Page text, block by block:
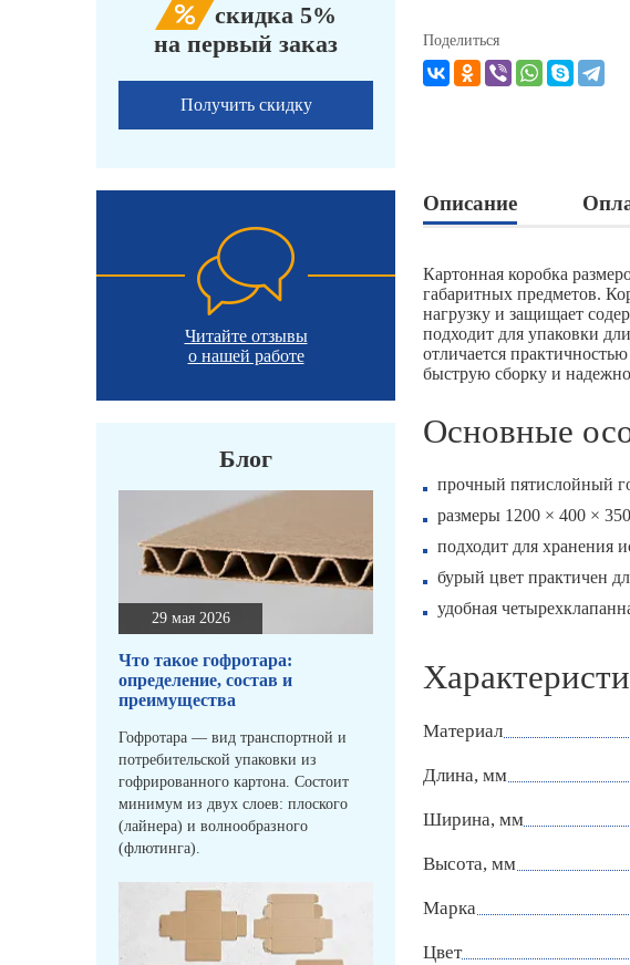
скидка 5%
на первый заказ
Получить скидку
Читайте отзывы
о нашей работе
Блог
29 мая 2026
Что такое гофротара:
определение, состав и
преимущества
Гофротара — вид транспортной и
потребительской упаковки из
гофрированного картона. Состоит
минимум из двух слоев: плоского
(лайнера) и волнообразного
(флютинга).
Поделиться
Описание
Картонная коробка
габаритных предметов.
нагрузку и защищает
подходит для упаковки
отличается
быструю сборку и
Основные
прочный пятислойный
размеры 1200 × 400 ×
подходит для хранения
бурый цвет практичен
удобная
Материал
Длина, мм
Ширина, мм
Высота, мм
Марка
Цвет